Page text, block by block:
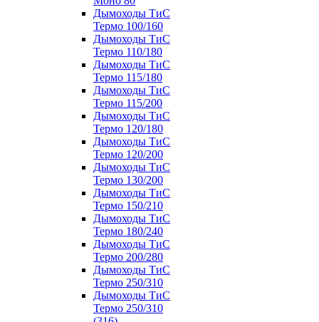
Дымоходы ТиС
Термо 100/160
Дымоходы ТиС
Термо 110/180
Дымоходы ТиС
Термо 115/180
Дымоходы ТиС
Термо 115/200
Дымоходы ТиС
Термо 120/180
Дымоходы ТиС
Термо 120/200
Дымоходы ТиС
Термо 130/200
Дымоходы ТиС
Термо 150/210
Дымоходы ТиС
Термо 180/240
Дымоходы ТиС
Термо 200/280
Дымоходы ТиС
Термо 250/310
Дымоходы ТиС
Термо 250/310